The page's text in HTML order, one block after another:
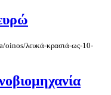
λευκά-κρασιά-ως-10-